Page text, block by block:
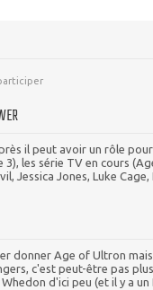
il peut avoir un rôle pour
3), les série TV en cours
Jessica Jones, Luke
donner Age of Ultron
c'est peut-être pas
d'ici peu (et il y a